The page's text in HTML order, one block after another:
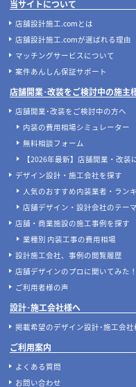
当サイトについて
店舗設計施工.comとは
店舗設計施工.comが選ばれる理由
マッチングサービスについて
案件あんしん保証サポート
店舗開業･改装をご検討中の施主
店舗開業･改装をご検討中の方へ
内装の費用相場シミュレーター
無料相談フォーム
【2026年最新】店舗開業・改装
デザイン設計・施工会社を探す
人気のおすすめ内装業者・ラン
店舗デザイン・設計会社のテー
店舗・商業施設の施工事例を探す
業種別 内装工事の費用相場
設計施工会社、事例の閲覧履歴
店舗デザインのプロに聞いてみた！
ご利用者様の声
設計･施工会社様へ
掲載希望のデザイン設計･施工会社
ご利用案内
よくある質問
お問い合わせ